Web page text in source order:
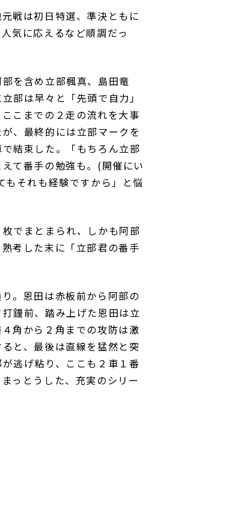
戦は初日特選、準決ともに
気に応えるなど順調だっ
を含め立部楓真、島田竜
部は早々と「先頭で自力」
こまでの２走の流れを大事
、最終的には立部マークを
結束した。「もちろん立部
て番手の勉強も。(開催にい
それも経験ですから」と悩
でまとまられ、しかも阿部
考した末に「立部君の番手
。恩田は赤板前から阿部の
鐘前、踏み上げた恩田は立
角から２角までの攻防は激
と、最後は直線を猛然と突
逃げ粘り、ここも２車１番
っとうした、充実のシリー